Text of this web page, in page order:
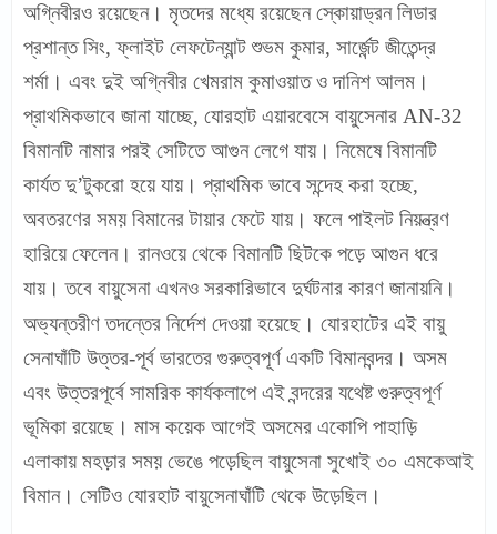
অগ্নিবীরও রয়েছেন। মৃতদের মধ্যে রয়েছেন স্কোয়াড্রন লিডার
প্রশান্ত সিং, ফ্লাইট লেফটেন্যান্ট শুভম কুমার, সার্জেন্ট জীতেন্দ্র
শর্মা। এবং দুই অগ্নিবীর খেমরাম কুমাওয়াত ও দানিশ আলম।
প্রাথমিকভাবে জানা যাচ্ছে, যোরহাট এয়ারবেসে বায়ুসেনার AN-32
বিমানটি নামার পরই সেটিতে আগুন লেগে যায়। নিমেষে বিমানটি
কার্যত দু’টুকরো হয়ে যায়। প্রাথমিক ভাবে সন্দেহ করা হচ্ছে,
অবতরণের সময় বিমানের টায়ার ফেটে যায়। ফলে পাইলট নিয়ন্ত্রণ
হারিয়ে ফেলেন। রানওয়ে থেকে বিমানটি ছিটকে পড়ে আগুন ধরে
যায়। তবে বায়ুসেনা এখনও সরকারিভাবে দুর্ঘটনার কারণ জানায়নি।
অভ্যন্তরীণ তদন্তের নির্দেশ দেওয়া হয়েছে। যোরহাটের এই বায়ু
সেনাঘাঁটি উত্তর-পূর্ব ভারতের গুরুত্বপূর্ণ একটি বিমানবন্দর। অসম
এবং উত্তরপূর্বে সামরিক কার্যকলাপে এই বন্দরের যথেষ্ট গুরুত্বপূর্ণ
ভূমিকা রয়েছে। মাস কয়েক আগেই অসমের একোপি পাহাড়ি
এলাকায় মহড়ার সময় ভেঙে পড়েছিল বায়ুসেনা সুখোই ৩০ এমকেআই
বিমান। সেটিও যোরহাট বায়ুসেনাঘাঁটি থেকে উড়েছিল।